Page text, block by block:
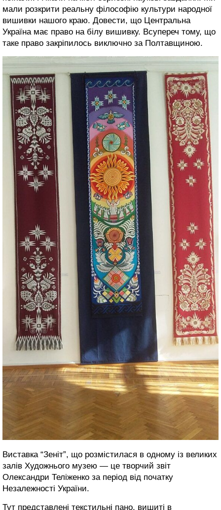
мали розкрити реальну філософію культури народної
вишивки нашого краю. Довести, що Центральна
Україна має право на білу вишивку. Всупереч тому, що
таке право закріпилось виключно за Полтавщиною.
Виставка “Зеніт”, що розмістилася в одному із великих
залів Художнього музею — це творчий звіт
Олександри Теліженко за період від початку
Незалежності України.
Тут представлені текстильні пано, вишиті в